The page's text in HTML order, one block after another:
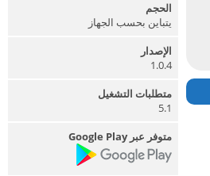
الحجم
يتباين بحسب الجهاز
الإصدار
1.0.4
متطلبات التشغيل
5.1
متوفر عبر Google Play